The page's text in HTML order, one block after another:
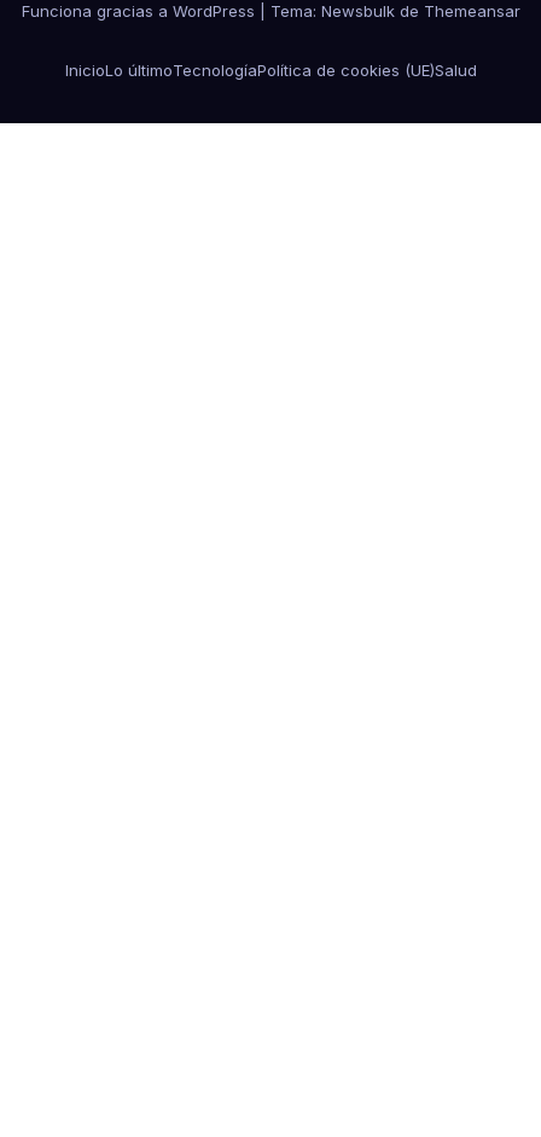
Funciona gracias a WordPress Tema: Newsbulkde Themeansar
InicioLo últimoTecnologíaPolítica de cookies (UE)Salud